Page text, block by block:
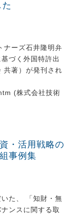
ナーズ石井隆明弁
づく外国特許出
共著）が発刊され
(株式会社技術
・活用戦略の
事例集
た、 「知財・無
ンスに関する取